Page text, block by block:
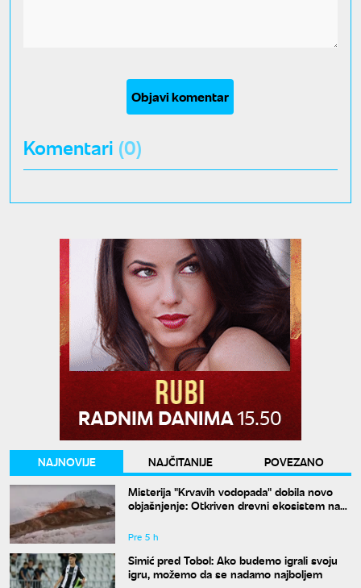
Objavi komentar
Komentari (0)
NAJNOVIJE NAJČITANIJE
POVEZANO
Misterija "Krvavih vodopada" dobila novo
objašnjenje: Otkriven drevni ekosistem na
Pre 5 h
Simić pred Tobol: Ako budemo igrali svoju
igru, možemo da se nadamo najboljem